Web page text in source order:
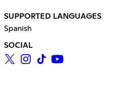
SUPPORTED LANGUAGES
Spanish
SOCIAL